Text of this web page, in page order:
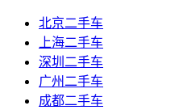
北京二手车
上海二手车
深圳二手车
广州二手车
成都二手车